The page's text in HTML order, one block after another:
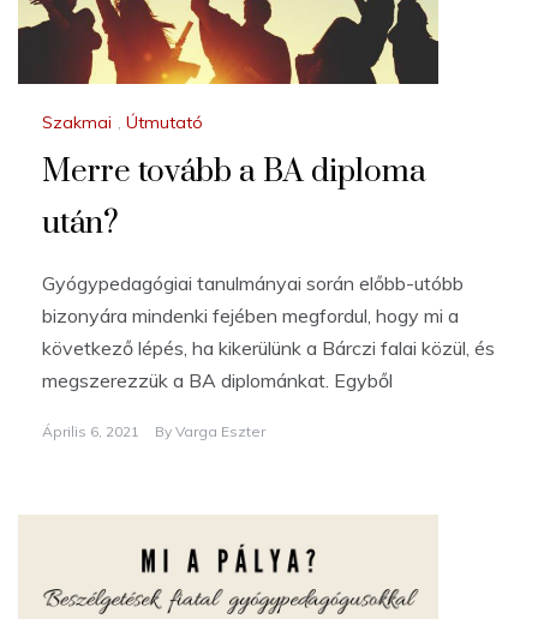
Szakmai , Útmutató
Merre tovább a BA diploma
után?
Gyógypedagógiai tanulmányai során előbb-utóbb
bizonyára mindenki fejében megfordul, hogy mi a
következő lépés, ha kikerülünk a Bárczi falai közül, és
megszerezzük a BA diplománkat. Egyből
Április 6, 2021 By Varga Eszter